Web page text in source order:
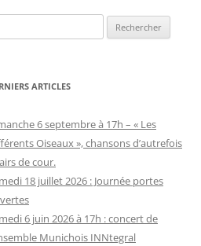
ARTICLES
6 septembre à 17h – « Les
Oiseaux », chansons d’autrefois
de cour.
18 juillet 2026 : Journée portes
6 juin 2026 à 17h : concert de
Munichois INNtegral